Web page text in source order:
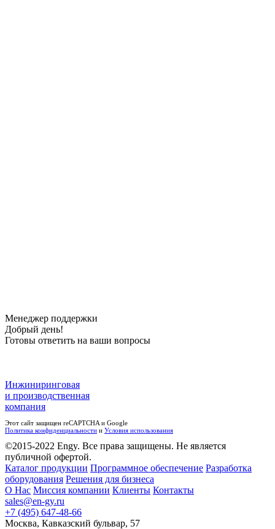
Менеджер поддержки
Добрый день!
Готовы ответить на ваши вопросы
Инжиниринговая
и производственная
компания
Этот сайт защищен reCAPTCHA и Google
Политика конфиденциальности и Условия использования
©2015-2022 Engy. Все права защищены. Не является
публичной офертой.
Каталог продукции Программное обеспечение Разработка
оборудования Решения для бизнеса
О Нас Миссия компании Клиенты Контакты
sales@en-gy.ru
+7 (495) 647-48-66
Москва, Кавказский бульвар, 57